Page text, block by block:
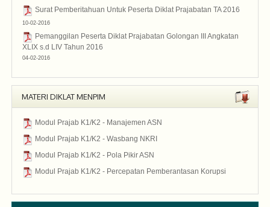
Surat Pemberitahuan Untuk Peserta Diklat Prajabatan TA 2016
10-02-2016
Pemanggilan Peserta Diklat Prajabatan Golongan III Angkatan
XLIX s.d LIV Tahun 2016
04-02-2016
MATERI DIKLAT MENPIM
Modul Prajab K1/K2 - Manajemen ASN
Modul Prajab K1/K2 - Wasbang NKRI
Modul Prajab K1/K2 - Pola Pikir ASN
Modul Prajab K1/K2 - Percepatan Pemberantasan Korupsi